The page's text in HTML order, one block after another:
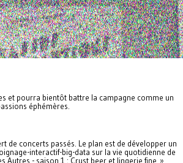
et pourra bientôt battre la campagne comme un
éphémères.
de concerts passés. Le plan est de développer un
interactif-big-data sur la vie quotidienne de
Autres - saison 1 : Crust beer et lingerie fine »